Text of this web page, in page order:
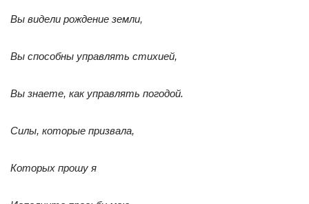
Вы видели рождение земли,
Вы способны управлять стихией,
Вы знаете, как управлять погодой.
Силы, которые призвала,
Которых прошу я